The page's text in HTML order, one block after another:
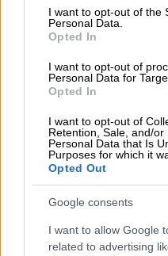
consent section.
I want to opt-out of the
Personal Data.
Opted In
I want to opt-out of
Personal Data for
Opted In
I want to opt-out of
Retention, Sale, and/or
Personal Data that Is
Purposes for which it
Opted Out
Google consents
I want to allow Google
related to advertising
01.07.2021 12:44
Ζητιάνος πέθανε
ευρώ στην
γιος του
λίρες (περίπου 1,2
στην τράπεζα.
πάτωμα και με
γιος του